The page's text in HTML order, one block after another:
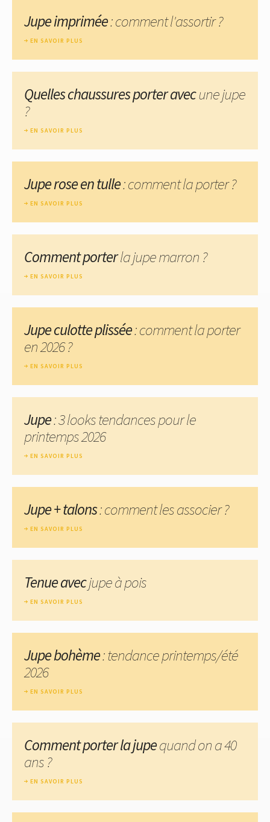
Jupe imprimée: comment l'assortir ?
EN SAVOIR PLUS
Quelles chaussures porter avecune jupe
?
EN SAVOIR PLUS
Jupe rose en tulle: comment la porter ?
EN SAVOIR PLUS
Comment porterla jupe marron ?
EN SAVOIR PLUS
Jupe culotte plissée: comment la porter
en 2026 ?
EN SAVOIR PLUS
Jupe: 3 looks tendances pour le
printemps 2026
EN SAVOIR PLUS
Jupe + talons: comment les associer ?
EN SAVOIR PLUS
Tenue avecjupe à pois
EN SAVOIR PLUS
Jupe bohème: tendance printemps/été
2026
EN SAVOIR PLUS
Comment porter la jupequand on a 40
ans ?
EN SAVOIR PLUS